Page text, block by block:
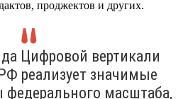
проджектов и других.
Цифровой вертикали
реализует значимые
федерального масштаба,